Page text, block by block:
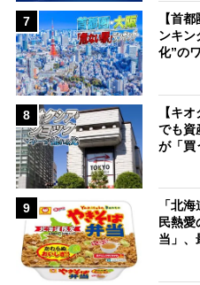
7
【首
ンキン
化”の
8
【キ
でも資
が「
9
「北
民熱愛
当」